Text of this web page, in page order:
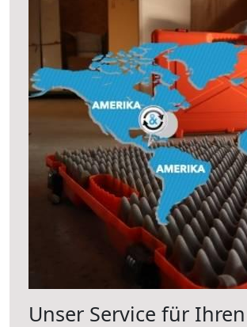
Unser Service für